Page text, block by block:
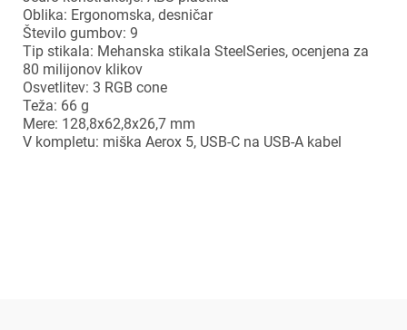
Oblika: Ergonomska, desničar
Število gumbov: 9
Tip stikala: Mehanska stikala SteelSeries, ocenjena za
80 milijonov klikov
Osvetlitev: 3 RGB cone
Teža: 66 g
Mere: 128,8x62,8x26,7 mm
V kompletu: miška Aerox 5, USB-C na USB-A kabel
Prijava